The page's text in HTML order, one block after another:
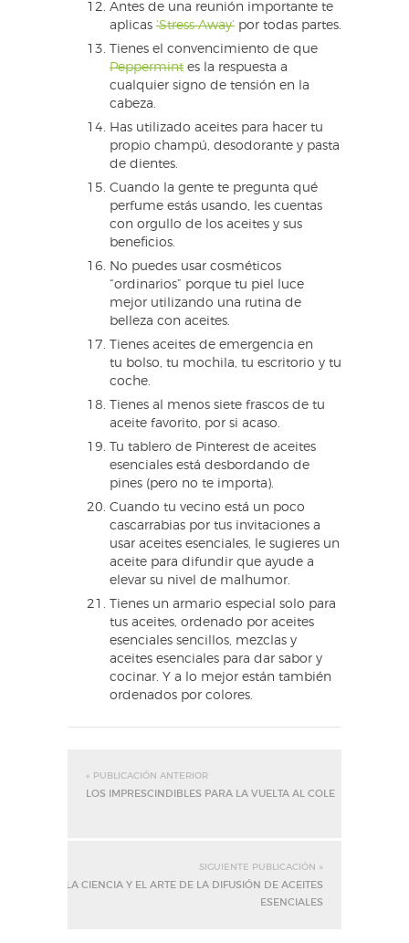
Antes de una reunión importante te
aplicas ‘Stress Away’ por todas partes.
Tienes el convencimiento de que
Peppermint es la respuesta a
cualquier signo de tensión en la
cabeza.
Has utilizado aceites para hacer tu
propio champú, desodorante y pasta
de dientes.
Cuando la gente te pregunta qué
perfume estás usando, les cuentas
con orgullo de los aceites y sus
beneficios.
No puedes usar cosméticos
“ordinarios” porque tu piel luce
mejor utilizando una rutina de
belleza con aceites.
Tienes aceites de emergencia en
tu bolso, tu mochila, tu escritorio y tu
coche.
Tienes al menos siete frascos de tu
aceite favorito, por si acaso.
Tu tablero de Pinterest de aceites
esenciales está desbordando de
pines (pero no te importa).
Cuando tu vecino está un poco
cascarrabias por tus invitaciones a
usar aceites esenciales, le sugieres un
aceite para difundir que ayude a
elevar su nivel de malhumor.
Tienes un armario especial solo para
tus aceites, ordenado por aceites
esenciales sencillos, mezclas y
aceites esenciales para dar sabor y
cocinar. Y a lo mejor están también
ordenados por colores.
« PUBLICACIÓN ANTERIOR
LOS IMPRESCINDIBLES PARA LA VUELTA AL COLE
SIGUIENTE PUBLICACIÓN »
LA CIENCIA Y EL ARTE DE LA DIFUSIÓN DE ACEITES
ESENCIALES